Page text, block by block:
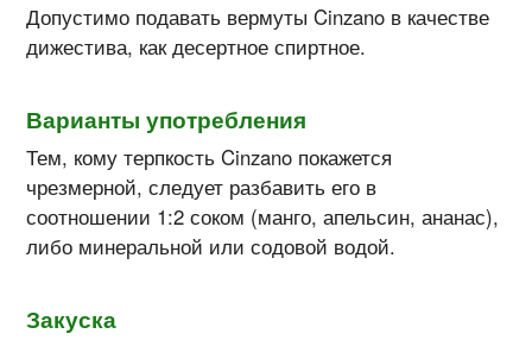
Допустимо подавать вермуты Cinzano в качестве
дижестива, как десертное спиртное.
Варианты употребления
Тем, кому терпкость Cinzano покажется
чрезмерной, следует разбавить его в
соотношении 1:2 соком (манго, апельсин, ананас),
либо минеральной или содовой водой.
Закуска